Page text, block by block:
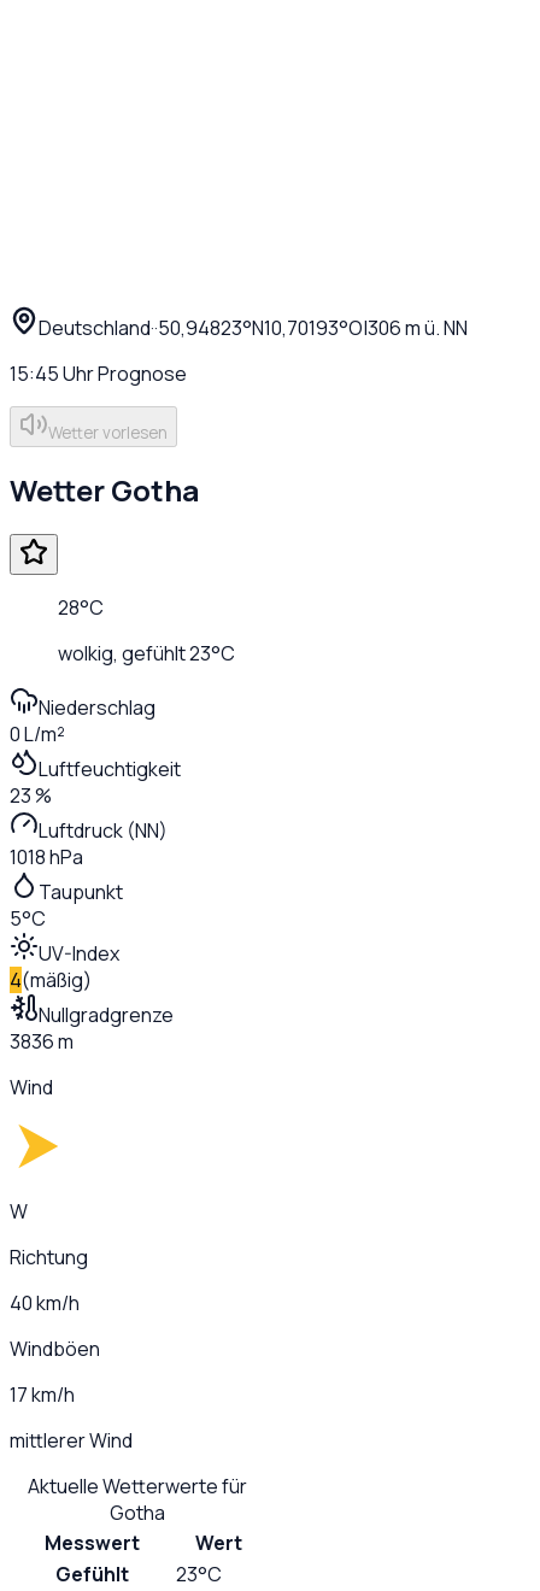
Deutschland··50,94823°N10,70193°O|306m ü. NN
15:45UhrPrognose
Wetter vorlesen
WetterGotha
28°C
wolkig, gefühlt23°C
Niederschlag
0 L/m²
Luftfeuchtigkeit
23 %
Luftdruck (NN)
1018 hPa
Taupunkt
5°C
UV-Index
4(mäßig)
Nullgradgrenze
3836 m
Wind
W
Richtung
40 km/h
Windböen
17 km/h
mittlerer Wind
Aktuelle Wetterwerte für
Gotha
Messwert
Wert
Gefühlt
23°C